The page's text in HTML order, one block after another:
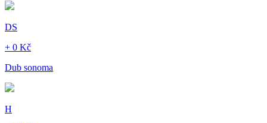
DS
+ 0 Kč
Dub sonoma
H